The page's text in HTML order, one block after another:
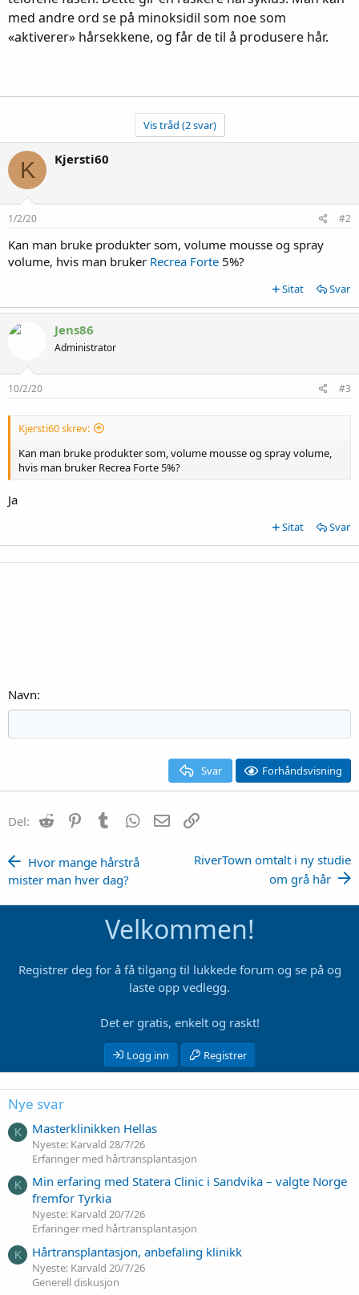
med andre ord se på minoksidil som noe som
«aktiverer» hårsekkene, og får de til å produsere hår.
Vis tråd (2 svar)
K Kjersti60
1/2/20 #2
Kan man bruke produkter som, volume mousse og spray
volume, hvis man bruker Recrea Forte 5%?
Sitat Svar
Jens86
Administrator
10/2/20 #3
Kjersti60 skrev:
Kan man bruke produkter som, volume mousse og spray volume,
hvis man bruker Recrea Forte 5%?
Ja
Sitat Svar
Navn
Svar Forhåndsvisning
Del: Reddit PinterestTumblr WhatsApp
E-postLink
Hvor mange hårstrå
mister man hver dag?
RiverTown omtalt i ny studie
om grå hår
Velkommen!
Registrer deg for å få tilgang til lukkede forum og se på og
laste opp vedlegg.
Det er gratis, enkelt og raskt!
Logg inn Registrer
Nye svar
K Masterklinikken Hellas
Nyeste: Karvald 28/7/26
Erfaringer med hårtransplantasjon
K
Min erfaring med Statera Clinic i Sandvika – valgte Norge
fremfor Tyrkia
Nyeste: Karvald 20/7/26
Erfaringer med hårtransplantasjon
K Hårtransplantasjon, anbefaling klinikk
Nyeste: Karvald 20/7/26
Generell diskusjon